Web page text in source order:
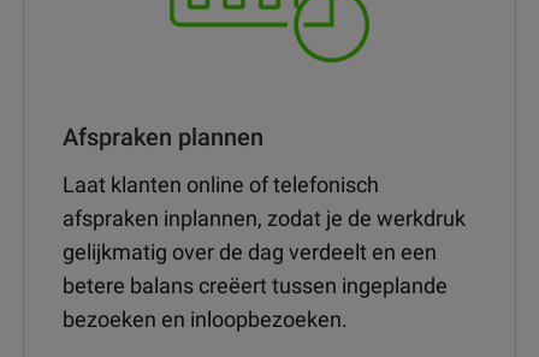
Afspraken plannen
Laat klanten online of telefonisch
afspraken inplannen, zodat je de werkdruk
gelijkmatig over de dag verdeelt en een
betere balans creëert tussen ingeplande
bezoeken en inloopbezoeken.